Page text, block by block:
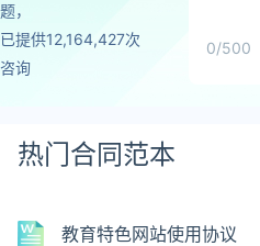
题，
已提供12,164,427次
咨询
0/500
热门合同范本
教育特色网站使用协议